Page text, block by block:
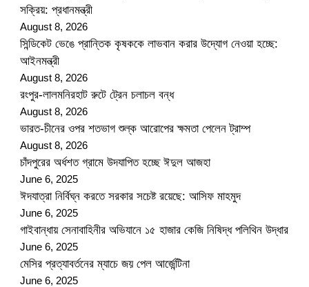
সক্রিয়: প্রধানমন্ত্রী
August 8, 2026
সিন্ডিকেট ভেঙে প্রান্তিক কৃষককে লাভবান করার উদ্যোগ নেওয়া হচ্ছে:
আইনমন্ত্রী
August 8, 2026
রংপুর-লালমনিরহাট রুটে ট্রেন চলাচল বন্ধ
August 8, 2026
ভারত-চীনের ওপর শতভাগ শুল্ক আরোপের ক্ষমতা পেলেন ট্রাম্প
August 8, 2026
চাঁদপুরের অর্ধশত গ্রামে উদযাপিত হচ্ছে ঈদুল আজহা
June 6, 2025
ঈদযাত্রা নির্বিঘ্ন করতে সরকার সচেষ্ট রয়েছে: আসিফ মাহমুদ
June 6, 2025
গাইবান্ধায় সেনাবাহিনীর অভিযানে ১৫ হাজার কেজি নিষিদ্ধ পলিথিন উদ্ধার
June 6, 2025
মেসির প্রত্যাবর্তনের ম্যাচে জয় পেল আর্জেন্টিনা
June 6, 2025